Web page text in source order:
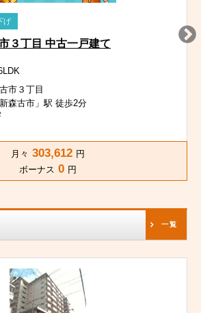
げ
３丁目 中古一戸建て
市３丁目
森古市」駅 徒歩2分
月々 303,612 円
ボーナス 0 円
一覧